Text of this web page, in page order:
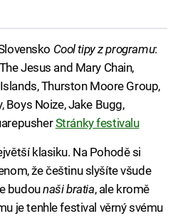
Cool tipy z programu:
Jesus and Mary Chain,
Thurston Moore Group,
Boys Noize, Jake Bugg,
Stránky festivalu
klasiku. Na Pohodě si
že češtinu slyšíte všude
budounaši bratia, ale kromě
je tenhle festival věrný svému